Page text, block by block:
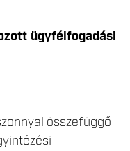
ügyfélfogadási
összefüggő